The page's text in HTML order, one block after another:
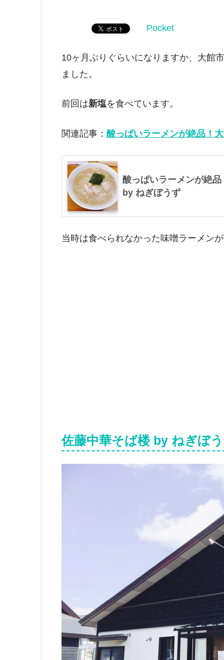
Pocket
10ヶ月ぶりぐらいになりますか、大館
ました。
前回は新塩を食べています。
関連記事： 酸っぱいラーメンが絶品！
酸っぱいラーメンが絶
by ねぎぼうず
当時は食べられなかった味噌ラーメン
佐藤中華そば楼 by ねぎぼ